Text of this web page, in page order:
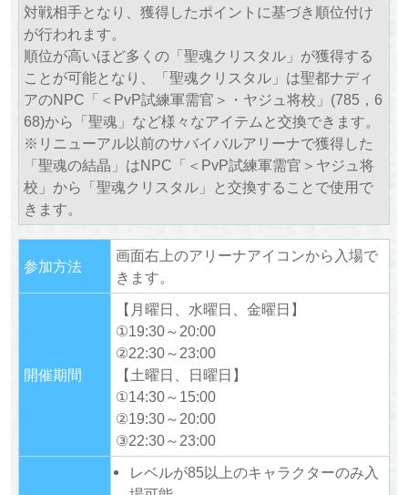
対戦相手となり、獲得したポイントに基づき順位付け
が行われます。
順位が高いほど多くの「聖魂クリスタル」が獲得する
ことが可能となり、「聖魂クリスタル」は聖都ナディ
アのNPC「＜PvP試練軍需官＞・ヤジュ将校」(785，6
68)から「聖魂」など様々なアイテムと交換できます。
※リニューアル以前のサバイバルアリーナで獲得した
「聖魂の結晶」はNPC「＜PvP試練軍需官＞ヤジュ将
校」から「聖魂クリスタル」と交換することで使用で
きます。
参加方法
画面右上のアリーナアイコンから入場で
きます。
開催期間
【月曜日、水曜日、金曜日】
①19:30～20:00
②22:30～23:00
【土曜日、日曜日】
①14:30～15:00
②19:30～20:00
③22:30～23:00
レベルが85以上のキャラクターのみ入